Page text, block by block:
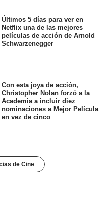
Últimos 5 días para ver en
Netflix una de las mejores
películas de acción de Arnold
Schwarzenegger
Con esta joya de acción,
Christopher Nolan forzó a la
Academia a incluir diez
nominaciones a Mejor Película
en vez de cinco
de Cine